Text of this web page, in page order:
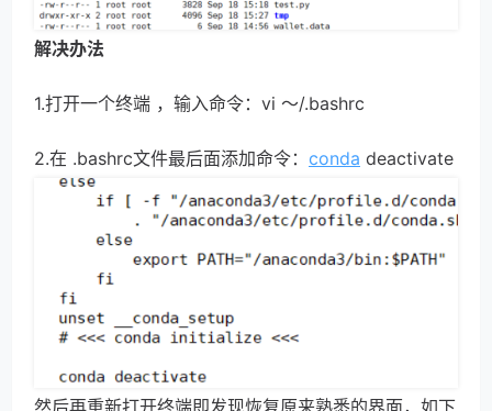
解决办法
1.打开一个终端 ，输入命令：vi ～/.bashrc
2.在 .bashrc文件最后面添加命令： conda deactivate
然后再重新打开终端即发现恢复原来熟悉的界面，如下